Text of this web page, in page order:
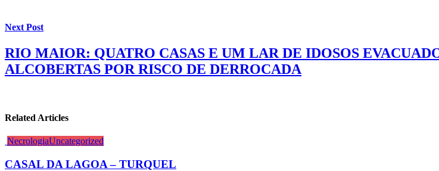
Next Post
RIO MAIOR: QUATRO CASAS E UM LAR DE IDOSOS
ALCOBERTAS POR RISCO DE DERROCADA
Related Articles
NecrologiaUncategorized
CASAL DA LAGOA – TURQUEL